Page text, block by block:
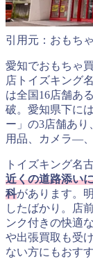
引用元：おもち
愛知でおもちゃ
店トイズキング
は全国16店舗あ
破。愛知県下に
ー」の3店舗あ
用品、カメラ―
トイズキング名
近くの道路添い
科があります。
したばかり。店
ンク付きの快適
や出張買取も受
ない方にもおす